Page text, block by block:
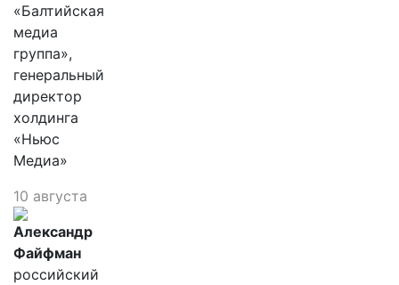
«Балтийская
медиа
группа»,
генеральный
директор
холдинга
«Ньюс
Медиа»
10 августа
Александр
Файфман
российский